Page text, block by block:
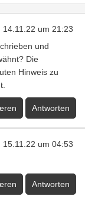
14.11.22 um 21:23
und
Die
Hinweis zu
Antworten
15.11.22 um 04:53
Antworten